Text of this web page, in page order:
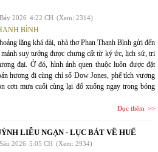
2026 4:22 CH (Xem: 2314)
BÌNH
lặng khá dài, nhà thơ Phan Thanh Bình gửi đến
suy tưởng được chưng cất từ ký ức, lịch sử, tri
đại. Ở đó, hình ảnh quen thuộc luôn được đặt
hương đi cùng chỉ số Dow Jones, phế tích vương
cơn mưa cuối cùng lại đổ xuống ngay trong bóng
Đọc thêm
LIỄU NGẠN - LỤC BÁT VỀ HUẾ
2026 5:05 CH (Xem: 2934)